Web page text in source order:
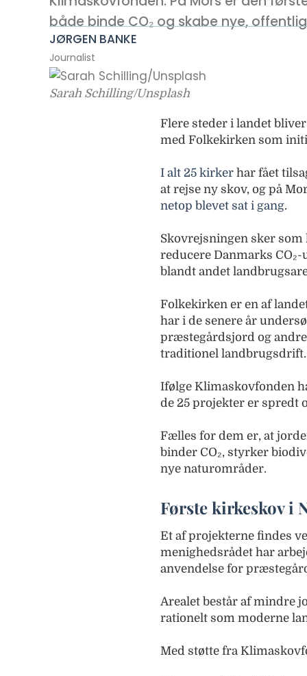
både binde CO₂ og skabe nye,
JØRGEN BANKE
Journalist
Sarah Schilling/Unsplash
Flere steder i landet
med Folkekirken som
I alt 25 kirkerhar fået
at rejse ny skov, og på
netop blevet sat i gang.
Skovrejsningen sker
reducere Danmarks
blandt andet
Folkekirken er en af
har i de senere år
præstegårdsjord og
traditionel landbrugsdrift.
Ifølge Klimaskovfonden
de 25 projekter er spredt
Fælles for dem er, at
binder CO₂, styrker
nye naturområder.
Første kirkeskov i
Et af projekterne findes
menighedsrådet har
anvendelse for
Arealet består af mindre
rationelt som moderne
Med støtte fra